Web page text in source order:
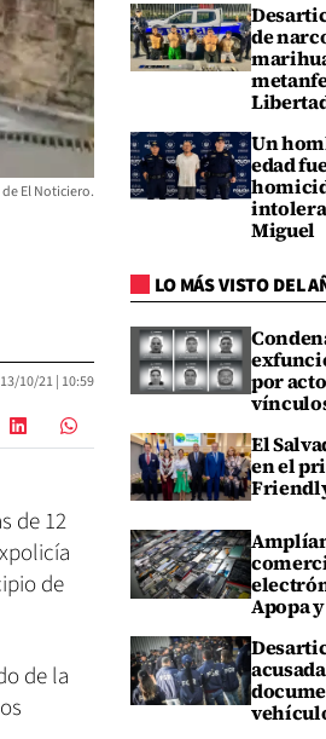
El Noticiero.
13/10/21 | 10:59
de 12
de
de la
de
Un
edad
Miguel
LO MÁS VISTO DEL
por
El
en el
Apopa